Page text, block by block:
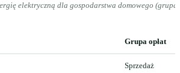
elektryczną dla gospodarstwa domowego (grupa
Grupa opłat
Sprzedaż